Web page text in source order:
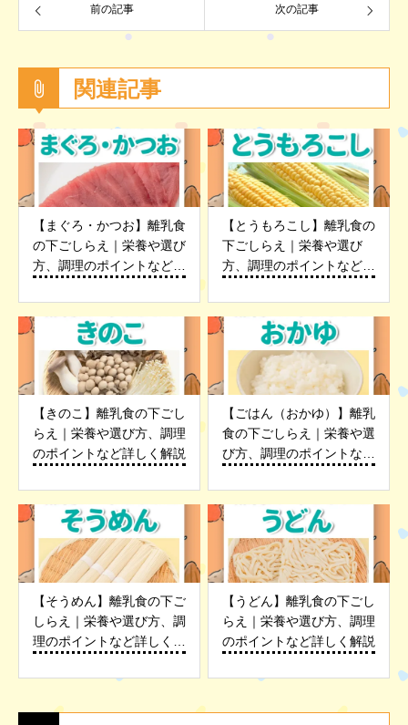
前の記事 次の記事
関連記事
【まぐろ・かつお】離乳食
の下ごしらえ｜栄養や選び
方、調理のポイントなど詳
【とうもろこし】離乳食の
下ごしらえ｜栄養や選び
方、調理のポイントなど詳
【きのこ】離乳食の下ごし
らえ｜栄養や選び方、調理
のポイントなど詳しく解説
【ごはん（おかゆ）】離乳
食の下ごしらえ｜栄養や選
び方、調理のポイントなど
【そうめん】離乳食の下ご
しらえ｜栄養や選び方、調
理のポイントなど詳しく解
【うどん】離乳食の下ごし
らえ｜栄養や選び方、調理
のポイントなど詳しく解説